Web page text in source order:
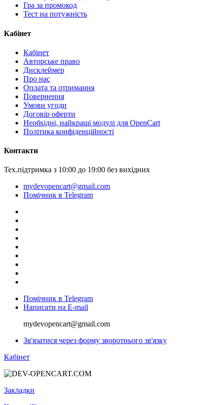
Гра за промокод
Тест на потужність
Кабінет
Кабінет
Авторське право
Дисклеймер
Про нас
Оплата та отримання
Повернення
Умови угоди
Договір оферти
Необхідні, найкращі модулі для OpenCart
Політика конфіденційності
Контакти
Тех.підтримка з 10:00 до 19:00 без вихідних
mydevopencart@gmail.com
Помічник в Telegram
Помічник в Telegram
Написати на E-mail
mydevopencart@gmail.com
Зв'язатися через форму зворотнього зв'язку
Кабінет
Закладки